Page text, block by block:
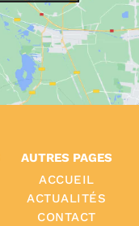
AUTRES PAGES
ACCUEIL
ACTUALITÉS
CONTACT